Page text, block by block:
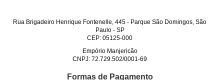
Rua Brigadeiro Henrique Fontenelle, 445 - Parque São Domingos, São
Paulo- SP
CEP: 05125-000
Empório Manjericão
CNPJ: 72.729.502/0001-69
Formas de Pagamento